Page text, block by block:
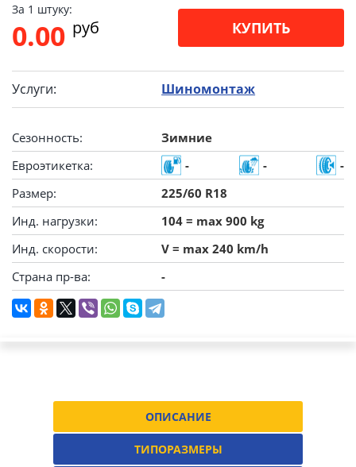
За 1 штуку:
0.00 pуб КУПИТЬ
Услуги: Шиномонтаж
Сезонность:
Зимние
Евроэтикетка:
- -
-
Размер:
225/60 R18
Инд. нагрузки:
104 = max 900 kg
Инд. скорости:
V = max 240 km/h
Страна пр-ва:
-
ОПИСАНИЕ
ТИПОРАЗМЕРЫ